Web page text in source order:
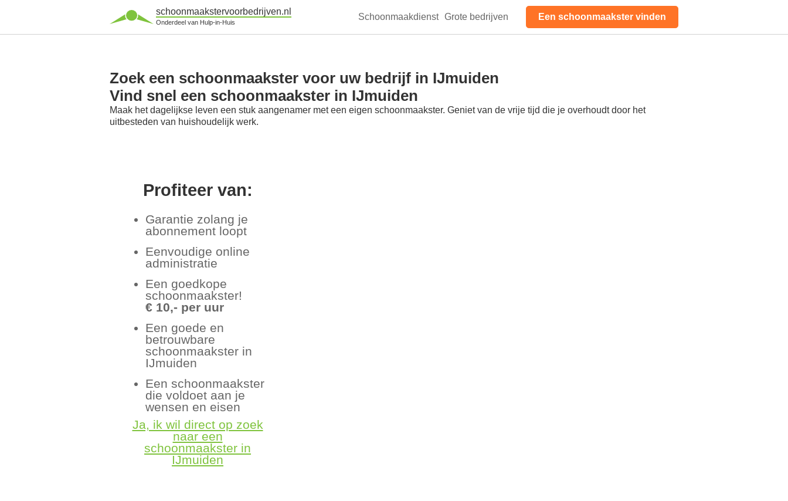
schoonmaakstervoorbedrijven.nl
Onderdeel van Hulp-in-Huis
Schoonmaakdienst Grote bedrijven Een schoonmaakster vinden
Zoek een schoonmaakster voor uw bedrijf in IJmuiden
Vind snel een schoonmaakster in IJmuiden
Maak het dagelijkse leven een stuk aangenamer met een eigen schoonmaakster. Geniet van de vrije tijd die je overhoudt door het
uitbesteden van huishoudelijk werk.
Profiteer van:
Garantie zolang je
abonnement loopt
Eenvoudige online
administratie
Een goedkope
schoonmaakster!
€ 10,- per uur
Een goede en
betrouwbare
schoonmaakster in
IJmuiden
Een schoonmaakster
die voldoet aan je
wensen en eisen
Ja, ik wil direct op zoek
naar een
schoonmaakster in
IJmuiden